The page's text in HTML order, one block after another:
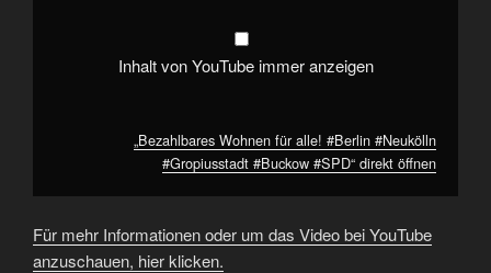
Inhalt von YouTube immer anzeigen
„Bezahlbares Wohnen für alle! #Berlin #Neukölln
#Gropiusstadt #Buckow #SPD“ direkt öffnen
Für mehr Informationen oder um das Video bei YouTube
anzuschauen, hier klicken.